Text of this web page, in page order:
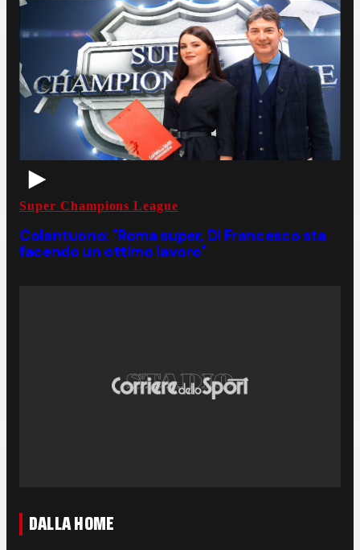
Super Champions League
Colantuono: "Roma super, Di Francesco sta
facendo un ottimo lavoro"
DALLA HOME